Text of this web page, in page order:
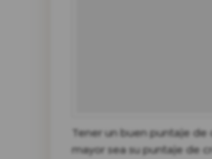
Tener un buen puntaje
mayor sea su puntaje de